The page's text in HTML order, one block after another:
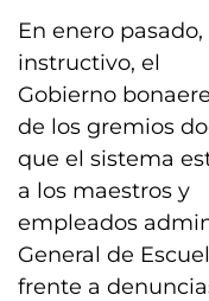
En enero
instructivo, el
Gobierno
de los gremios
que el sistema
a los maestros y
empleados
General de
frente a